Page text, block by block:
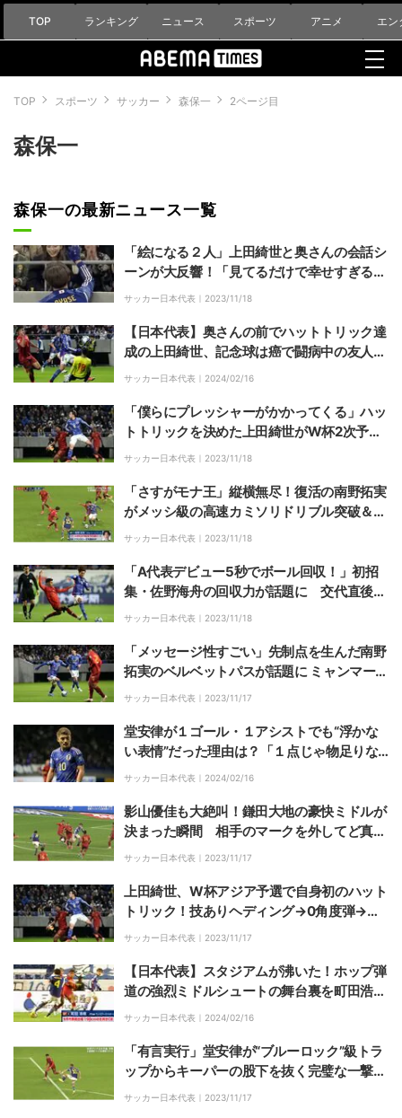
TOP ランキング ニュース スポーツ アニメ エン
TOP スポーツ サッカー 森保一 2ページ目
森保一
森保一の最新ニュース一覧
「絵になる２人」上田綺世と奥さんの会話シ
ーンが大反響！「見てるだけで幸せすぎる」
「ハットトリックできた理由はこれやろ」
サッカー日本代表｜ 2023/11/18
【日本代表】奥さんの前でハットトリック達
成の上田綺世、記念球は癌で闘病中の友人へ
プレゼント「ちょっとでも力になれたら」
サッカー日本代表｜ 2024/02/16
「僕らにプレッシャーがかかってくる」ハッ
トトリックを決めた上田綺世がW杯2次予選
の戦い方に言及 ミャンマーを攻略したベタ
方
サッカー日本代表｜ 2023/11/18
「さすがモナ王」縦横無尽！復活の南野拓実
がメッシ級の高速カミソリドリブル突破＆フ
ィニッシュ！キレッキレの瞬間に「タキが輝
サッカー日本代表｜ 2023/11/18
「A代表デビュー5秒でボール回収！」初招
集・佐野海舟の回収力が話題に 交代直後の
ミドルシュートに指揮官ニヤリの瞬間も「佐
サッカー日本代表｜ 2023/11/18
「メッセージ性すごい」先制点を生んだ南野
拓実のベルベットパスが話題に ミャンマーの
7人ブロックを一瞬で崩壊させた“王”のふん
サッカー日本代表｜ 2023/11/17
堂安律が１ゴール・１アシストでも“浮かな
い表情”だった理由は？「１点じゃ物足りな
い。精度が低かったし、まだまだです」【日
サッカー日本代表｜ 2024/02/16
影山優佳も大絶叫！鎌田大地の豪快ミドルが
決まった瞬間 相手のマークを外してど真ん
中からファーに突き刺す爽快ゴラッソ炸裂に
サッカー日本代表｜ 2023/11/17
上田綺世、W杯アジア予選で自身初のハット
トリック！技ありヘディング→0角度弾→完
璧ラインブレイクショットと多彩な攻撃に拍
サッカー日本代表｜ 2023/11/17
【日本代表】スタジアムが沸いた！ホップ弾
道の強烈ミドルシュートの舞台裏を町田浩樹
に直撃取材「抑えて打って良いコースに」
サッカー日本代表｜ 2024/02/16
「有言実行」堂安律が“ブルーロック”級トラ
ップからキーパーの股下を抜く完璧な一撃で
代表戦、吹田初ゴール！「報われた」「待っ
サッカー日本代表｜ 2023/11/17